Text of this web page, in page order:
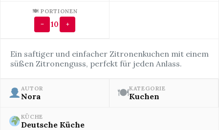
🍽 PORTIONEN
− 10 +
Ein saftiger und einfacher Zitronenkuchen mit einem
süßen Zitronenguss, perfekt für jeden Anlass.
AUTOR
Nora 🍽KATEGORIE
Kuchen
KÜCHE
Deutsche Küche